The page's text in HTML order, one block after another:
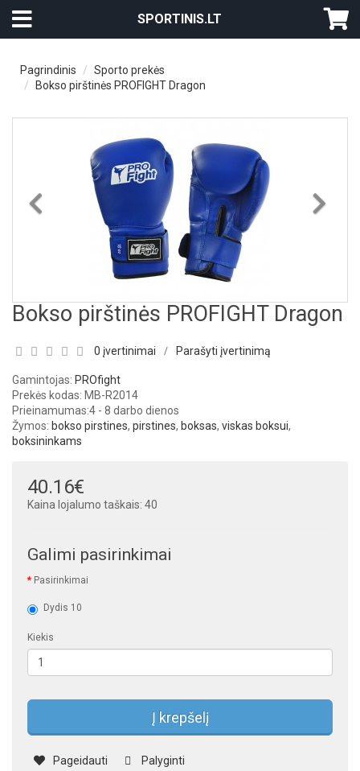
SPORTINIS.LT
Pagrindinis
Sporto prekės
Bokso pirštinės PROFIGHT Dragon
Previous
Bokso pirštinės PROFIGHT Dragon
0 įvertinimai / Parašyti įvertinimą
Gamintojas: PROfight
Prekės kodas: MB-R2014
Prieinamumas:4 - 8 darbo dienos
Žymos: bokso pirstines, pirstines, boksas, viskas boksui,
boksininkams
40.16€
Kaina lojalumo taškais: 40
Galimi pasirinkimai
Pasirinkimai
Dydis 10
Kiekis
Į krepšelį
Pageidauti Palyginti